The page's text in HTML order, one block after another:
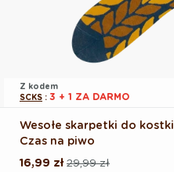
Z kodem
SCKS : 3 + 1 ZA DARMO
Wesołe skarpetki do kostki
Czas na piwo
Cena
29,99 zł
Cena
16,99 zł